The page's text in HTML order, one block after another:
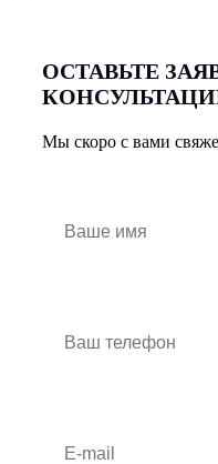
ОСТАВЬТЕ
Мы скоро с вами